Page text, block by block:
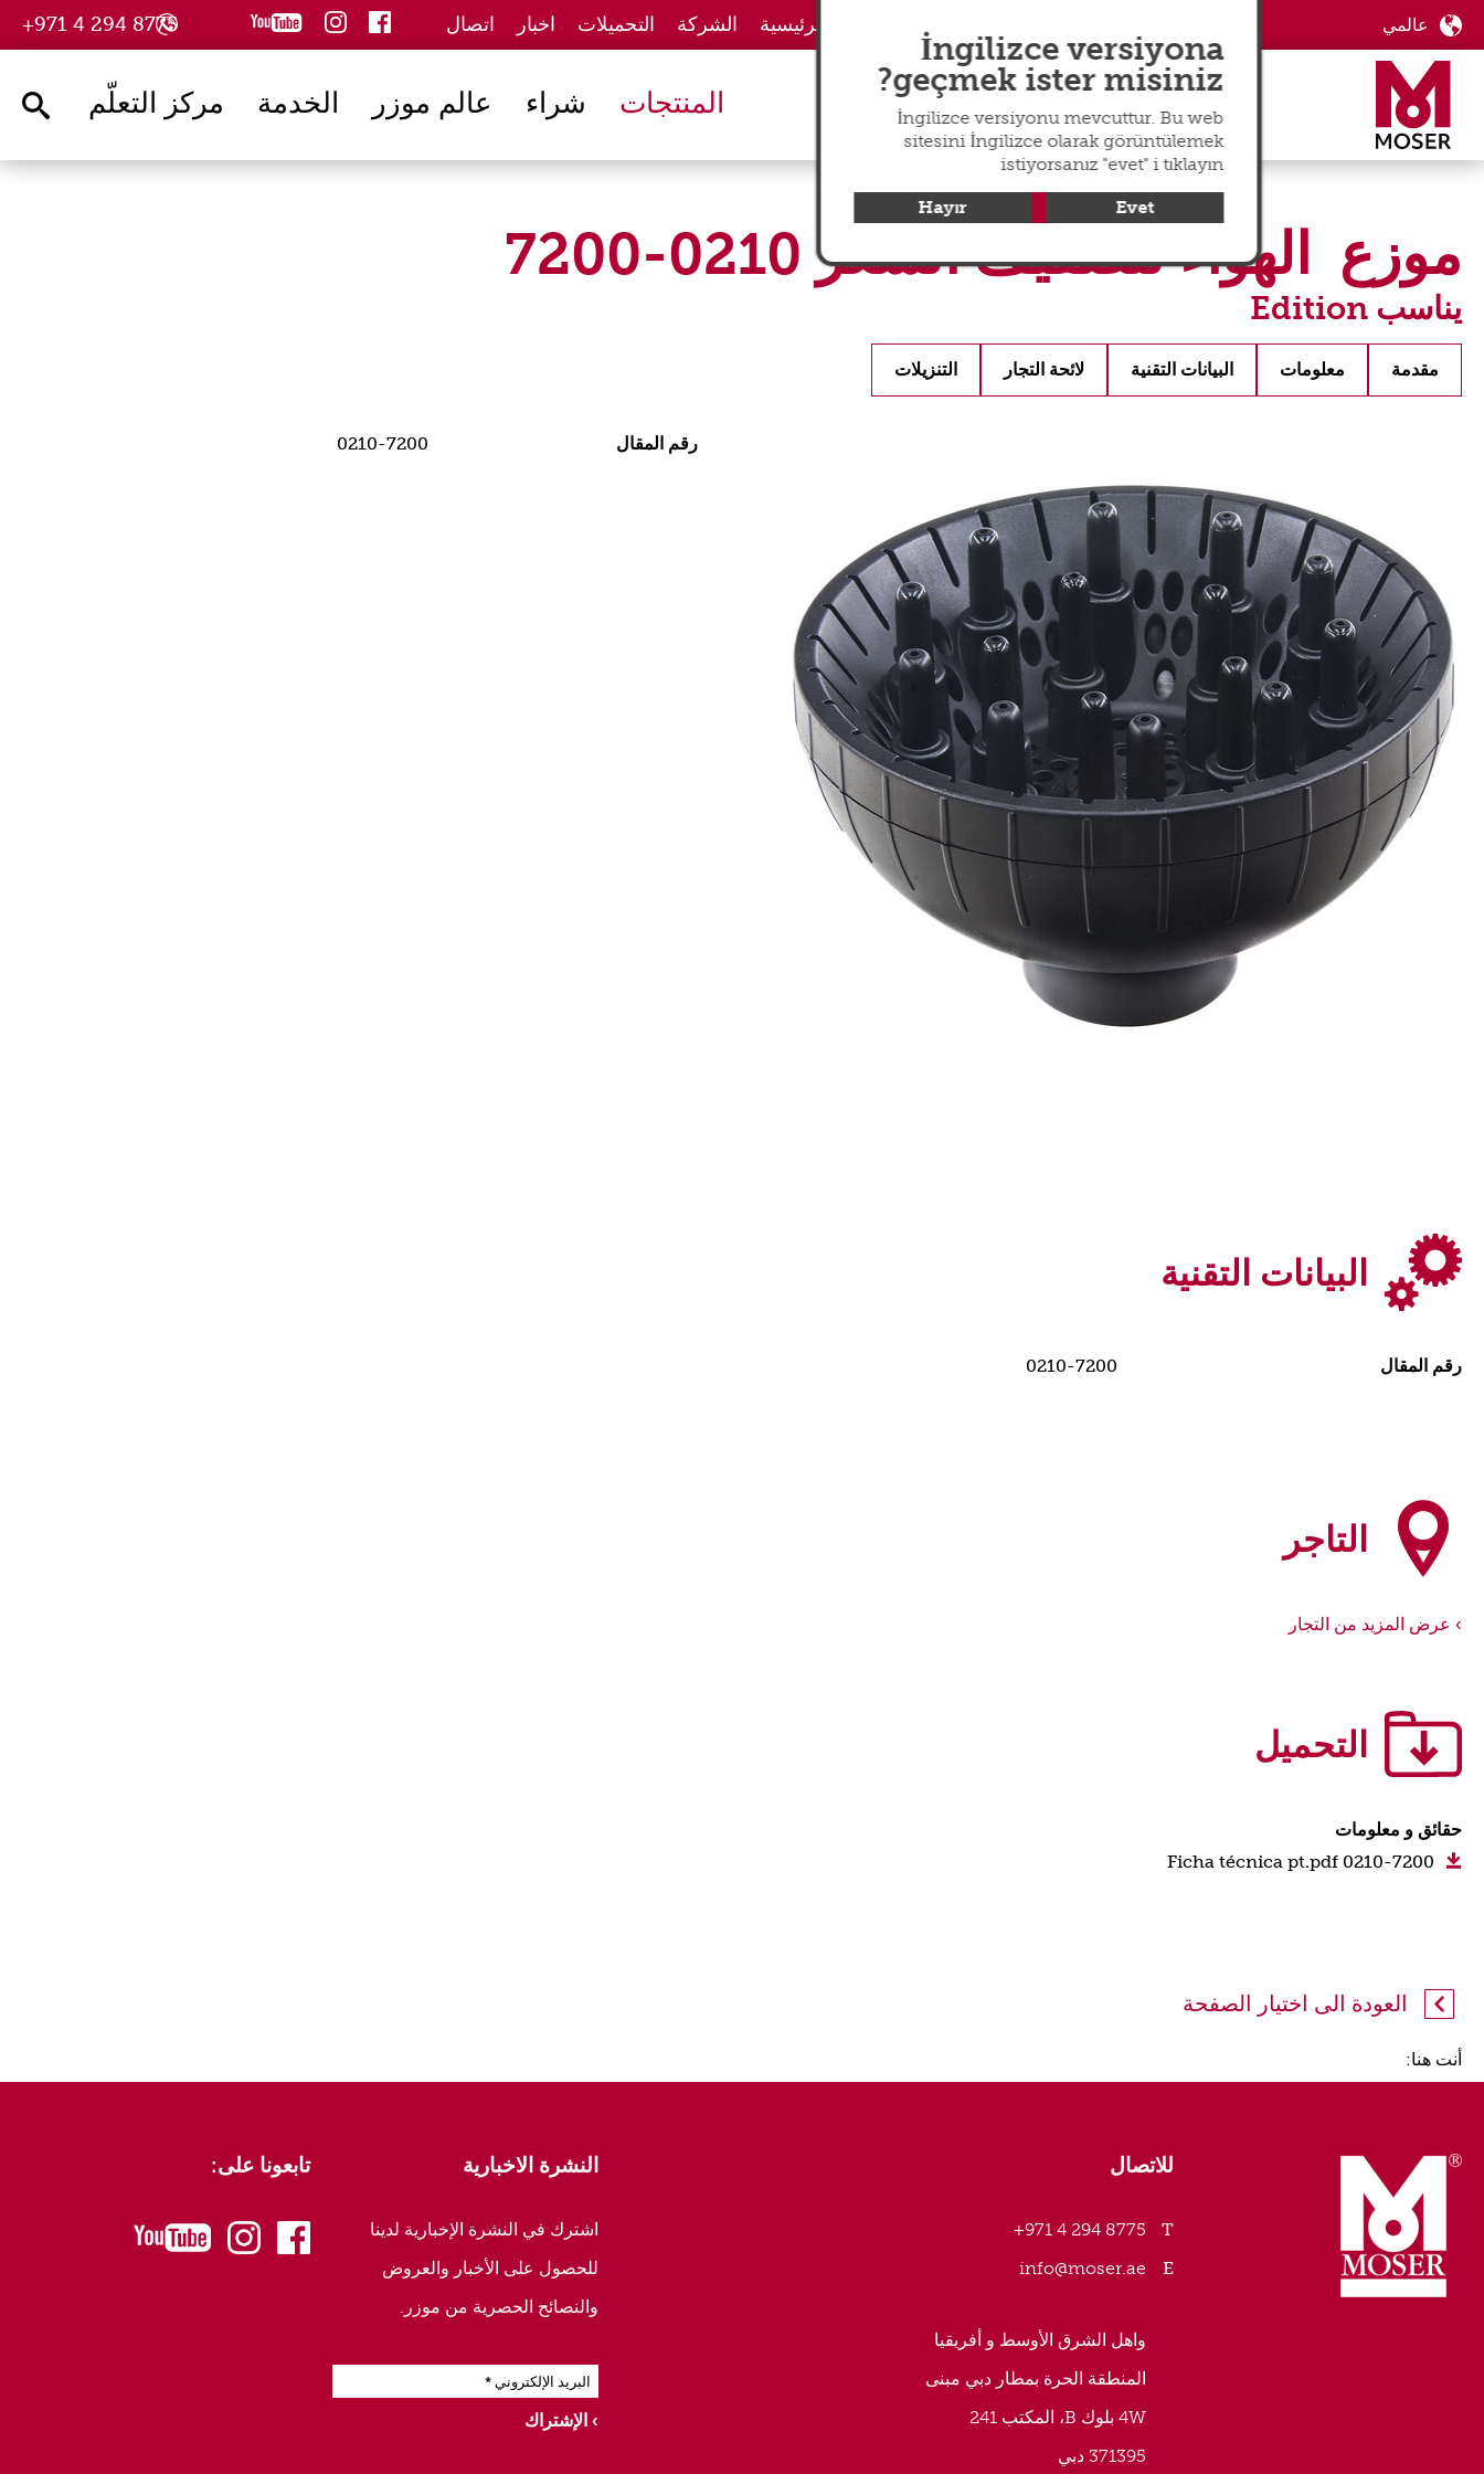
langswitch
عالمي الصفحة الرئيسية الشركة التحميلات اخبار اتصال facebook
instagram
youtube
8775 294 4 971+
المنتجات شراء عالم موزر الخدمة مركز التعلّم
موزع الهواء لتصفيف الشعر 0210-7200
يناسب Edition
مقدمة معلومات البيانات التقنية لائحة التجار التنزيلات
رقم المقال 0210-7200
البيانات التقنية
رقم المقال 0210-7200
التاجر
عرض المزيد من التجار
التحميل
حقائق و معلومات
0210-7200 Ficha técnica pt.pdf
العودة الى اختيار الصفحة
أنت هنا:
للاتصال
8775 294 4 971+
info@moser.ae
واهل الشرق الأوسط و أفريقيا
المنطقة الحرة بمطار دبي مبنى
4W بلوك B، المكتب 241
371395 دبي
النشرة الاخبارية
اشترك في النشرة الإخبارية لدينا
للحصول على الأخبار والعروض
والنصائح الحصرية من موزر.
الإشتراك
تابعونا على:
facebook
instagram
youtube
İngilizce versiyona
geçmek ister misiniz?
İngilizce versiyonu mevcuttur. Bu web
sitesini İngilizce olarak görüntülemek
istiyorsanız "evet" i tıklayın
Evet
Hayır